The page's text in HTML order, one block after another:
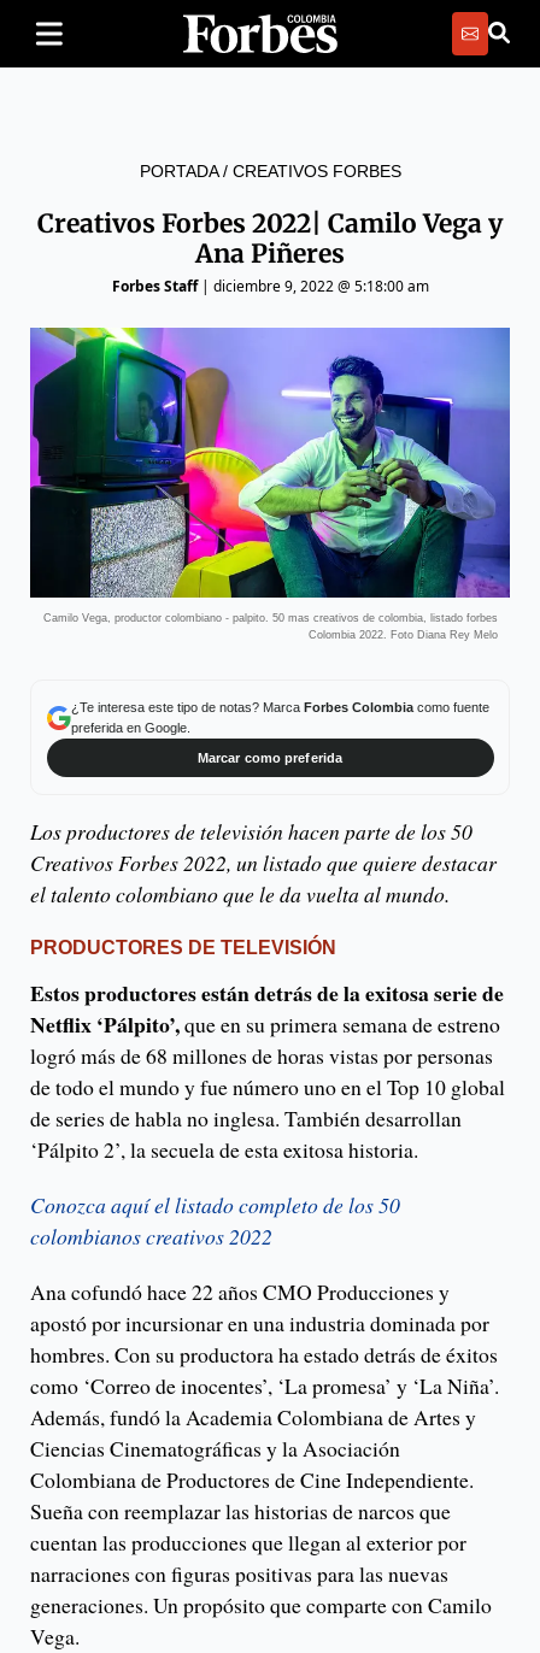
PORTADA/ CREATIVOS FORBES
Creativos Forbes 2022| Camilo Vega y
Ana Piñeres
Forbes Staff| diciembre 9, 2022 @ 5:18:00 am
Camilo Vega, productor colombiano - palpito. 50 mas creativos de colombia, listado forbes
Colombia 2022. Foto Diana Rey Melo
¿Te interesa este tipo de notas? Marca Forbes Colombiacomo fuente
preferida en Google.
Marcar como preferida
Los productores de televisión hacen parte de los 50
Creativos Forbes 2022, un listado que quiere destacar
el talento colombiano que le da vuelta al mundo.
PRODUCTORES DE TELEVISIÓN
Estos productores están detrás de la exitosa serie de
Netflix ‘Pálpito’,que en su primera semana de estreno
logró más de 68 millones de horas vistas por personas
de todo el mundo y fue número uno en el Top 10 global
de series de habla no inglesa. También desarrollan
‘Pálpito 2’, la secuela de esta exitosa historia.
Conozca aquí el listado completo de los 50
colombianos creativos 2022
Ana cofundó hace 22 años CMO Producciones y
apostó por incursionar en una industria dominada por
hombres. Con su productora ha estado detrás de éxitos
como ‘Correo de inocentes’, ‘La promesa’ y ‘La Niña’.
Además, fundó la Academia Colombiana de Artes y
Ciencias Cinematográficas y la Asociación
Colombiana de Productores de Cine Independiente.
Sueña con reemplazar las historias de narcos que
cuentan las producciones que llegan al exterior por
narraciones con figuras positivas para las nuevas
generaciones. Un propósito que comparte con Camilo
Vega.